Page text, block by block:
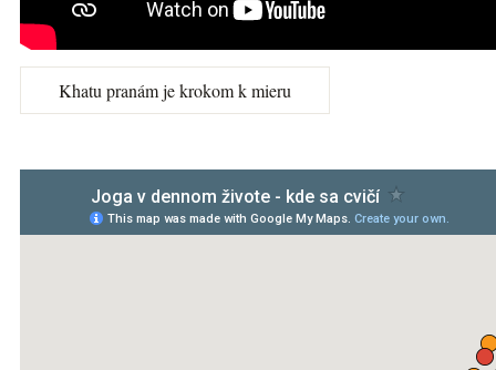
Khatu pranám je krokom k mieru